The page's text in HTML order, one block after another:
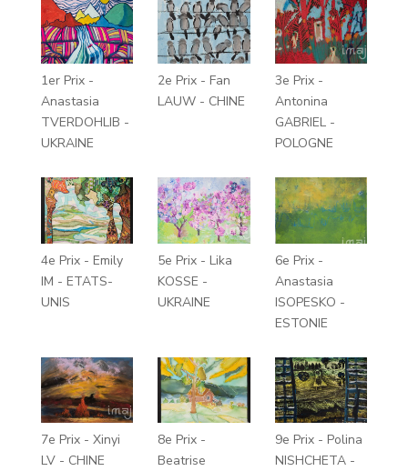
1er Prix -
Anastasia
TVERDOHLIB -
UKRAINE
2e Prix - Fan
LAUW - CHINE
3e Prix -
Antonina
GABRIEL -
POLOGNE
4e Prix - Emily
IM - ETATS-
UNIS
5e Prix - Lika
KOSSE -
UKRAINE
6e Prix -
Anastasia
ISOPESKO -
ESTONIE
7e Prix - Xinyi
LV - CHINE
8e Prix -
Beatrise
9e Prix - Polina
NISHCHETA -